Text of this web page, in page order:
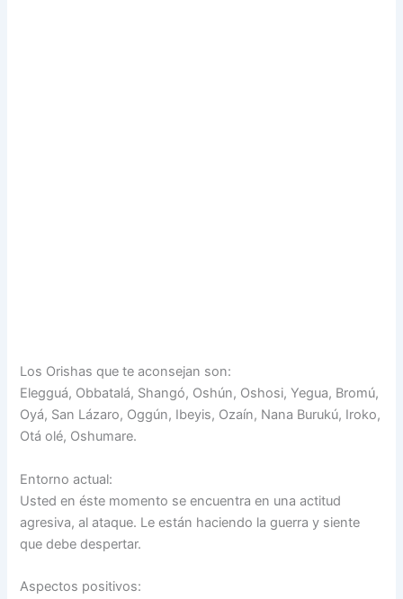
Los Orishas que te aconsejan son:
Elegguá, Obbatalá, Shangó, Oshún, Oshosi, Yegua, Bromú,
Oyá, San Lázaro, Oggún, Ibeyis, Ozaín, Nana Burukú, Iroko,
Otá olé, Oshumare.
Entorno actual:
Usted en éste momento se encuentra en una actitud
agresiva, al ataque. Le están haciendo la guerra y siente
que debe despertar.
Aspectos positivos: